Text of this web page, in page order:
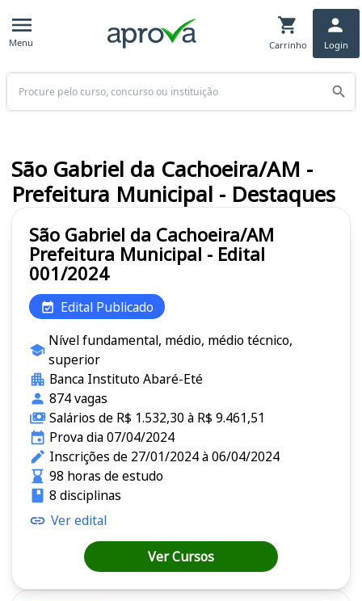
Menu Carrinho Login
Buscar
São Gabriel da Cachoeira/AM
Prefeitura Municipal - Edital
001/2024
Edital Publicado
Nível fundamental, médio, médio técnico,
superior
Banca Instituto Abaré-Eté
874 vagas
Salários de R$ 1.532,30 à R$ 9.461,51
Prova dia 07/04/2024
Inscrições de 27/01/2024 à 06/04/2024
98 horas de estudo
8 disciplinas
Ver edital
Ver Cursos
São Gabriel da Cachoeira/AM -
Prefeitura Municipal - Destaques